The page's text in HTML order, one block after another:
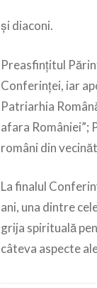
și diaconi.
Preasfințitul
Conferinței, iar
Patriarhia
afara României”;
români din
La finalul
ani, una dintre
grija spirituală
câteva aspecte